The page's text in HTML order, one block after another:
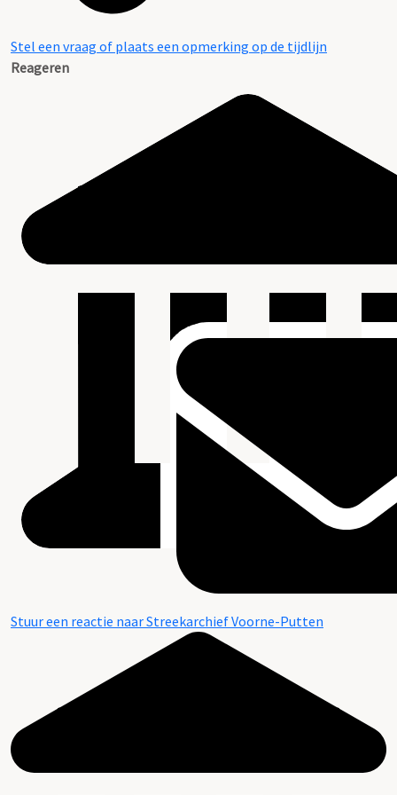
Stel een vraag of plaats een opmerking op de tijdlijn
Reageren
Stuur een reactie naar Streekarchief Voorne-Putten